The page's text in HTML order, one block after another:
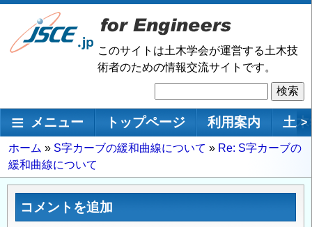
メ
ン
移
動
このサイトは土木学会が運営する土木技
術者のための情報交流サイトです。
索
メインナビゲーション
メニュー トップページ 利用案内 土 >
パ
ン
く
ホーム S字カーブの緩和曲線について
Re: S字カーブの
緩和曲線について
コメントを追加